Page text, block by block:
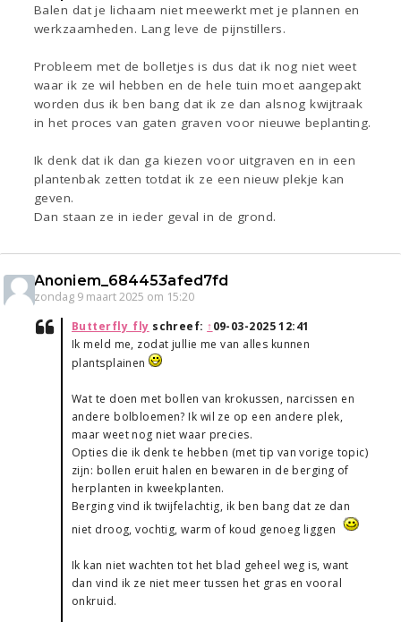
Balen dat je lichaam niet meewerkt met je plannen en
werkzaamheden. Lang leve de pijnstillers.
Probleem met de bolletjes is dus dat ik nog niet weet
waar ik ze wil hebben en de hele tuin moet aangepakt
worden dus ik ben bang dat ik ze dan alsnog kwijtraak
in het proces van gaten graven voor nieuwe beplanting.
Ik denk dat ik dan ga kiezen voor uitgraven en in een
plantenbak zetten totdat ik ze een nieuw plekje kan
geven.
Dan staan ze in ieder geval in de grond.
Anoniem_684453afed7fd
zondag 9 maart 2025 om 15:20
Butterfly_fly schreef: ↑09-03-2025 12:41
Ik meld me, zodat jullie me van alles kunnen
plantsplainen
Wat te doen met bollen van krokussen, narcissen en
andere bolbloemen? Ik wil ze op een andere plek,
maar weet nog niet waar precies.
Opties die ik denk te hebben (met tip van vorige topic)
zijn: bollen eruit halen en bewaren in de berging of
herplanten in kweekplanten.
Berging vind ik twijfelachtig, ik ben bang dat ze dan
niet droog, vochtig, warm of koud genoeg liggen
Ik kan niet wachten tot het blad geheel weg is, want
dan vind ik ze niet meer tussen het gras en vooral
onkruid.